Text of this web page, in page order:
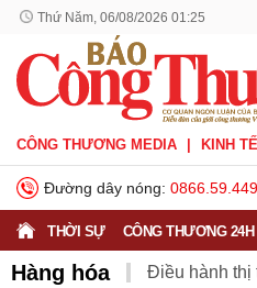
Thứ Năm, 06/08/2026 01:25
CÔNG THƯƠNG MEDIA KINH
Đường dây nóng:
THỜI SỰ CÔNG THƯƠNG 24H
Hàng hóa Điều hành thị